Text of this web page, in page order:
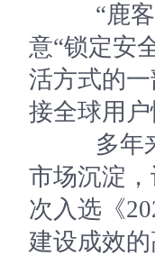
“鹿客”
意“锁定安
活方式的
接全球用户
多年来
市场沉淀
次入选《
建设成效